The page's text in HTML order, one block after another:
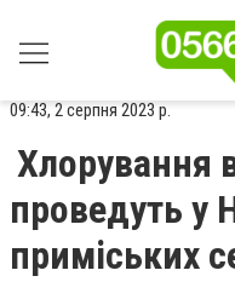
09:43, 2 серпня 2023 р.
Хлорування
проведуть у
приміських